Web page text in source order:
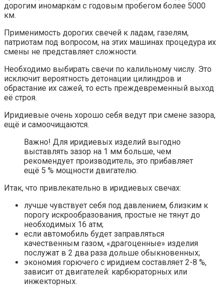
дорогим иномаркам с годовым пробегом более 5000
км.
Применимость дорогих свечей к ладам, газелям,
патриотам под вопросом, на этих машинах процедура их
смены не представляет сложности.
Необходимо выбирать свечи по калильному числу. Это
исключит вероятность детонации цилиндров и
обрастание их сажей, то есть преждевременный выход
её строя.
Иридиевые очень хорошо себя ведут при смене зазора,
ещё и самоочищаются.
Важно! Для иридиевых изделий выгодно
выставлять зазор на 1 мм больше, чем
рекомендует производитель, это прибавляет
ещё 5 % мощности двигателю.
Итак, что привлекательно в иридиевых свечах:
лучше чувствует себя под давлением, близким к
порогу искрообразования, простые не тянут до
необходимых 16 атм;
если автомобиль будет заправляться
качественным газом, «драгоценные» изделия
послужат в 2 два раза дольше обыкновенных;
экономия горючего с иридием составляет 2-8 %,
зависит от двигателей: карбюраторных или
инжекторных.